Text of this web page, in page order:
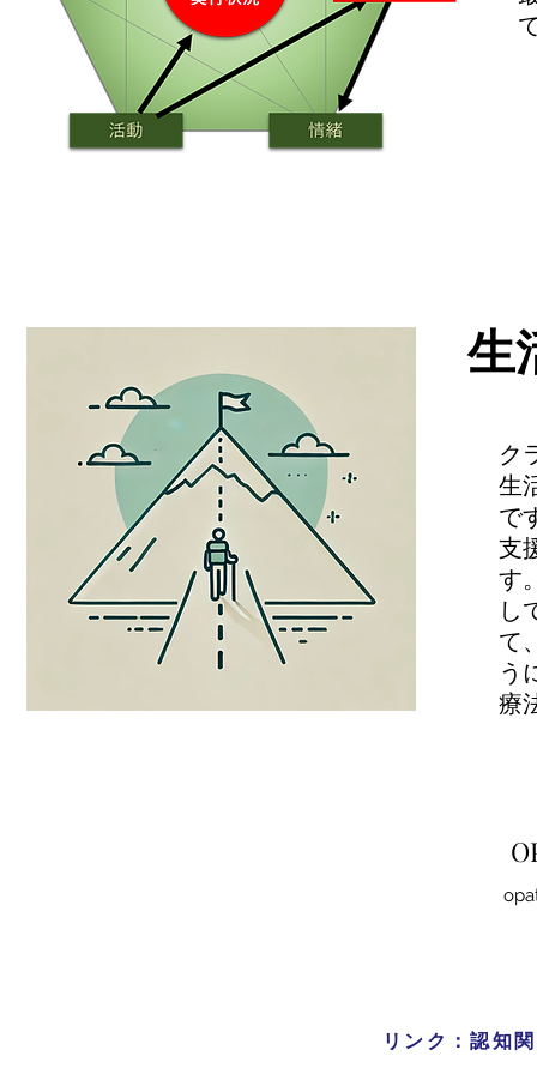
生
ク
生
で
支
す
し
て
う
療
リンク：認知